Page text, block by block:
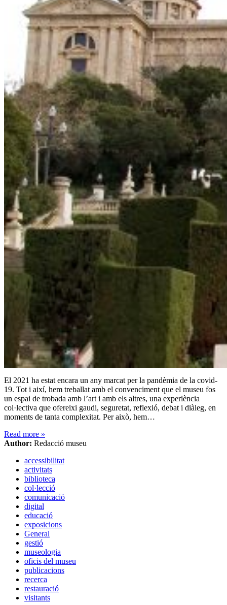
El 2021 ha estat encara un any marcat per la pandèmia de la covid-
19. Tot i així, hem treballat amb el convenciment que el museu fos
un espai de trobada amb l’art i amb els altres, una experiència
col·lectiva que ofereixi gaudi, seguretat, reflexió, debat i diàleg, en
moments de tanta complexitat. Per això, hem…
Read more »
Author: Redacció museu
accessibilitat
activitats
biblioteca
col·lecció
comunicació
digital
educació
exposicions
General
gestió
museologia
oficis del museu
publicacions
recerca
restauració
visitants